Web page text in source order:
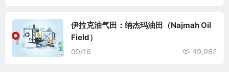
伊拉克油气田：纳杰玛油田（Najmah Oil
Field）
09/16 49,962